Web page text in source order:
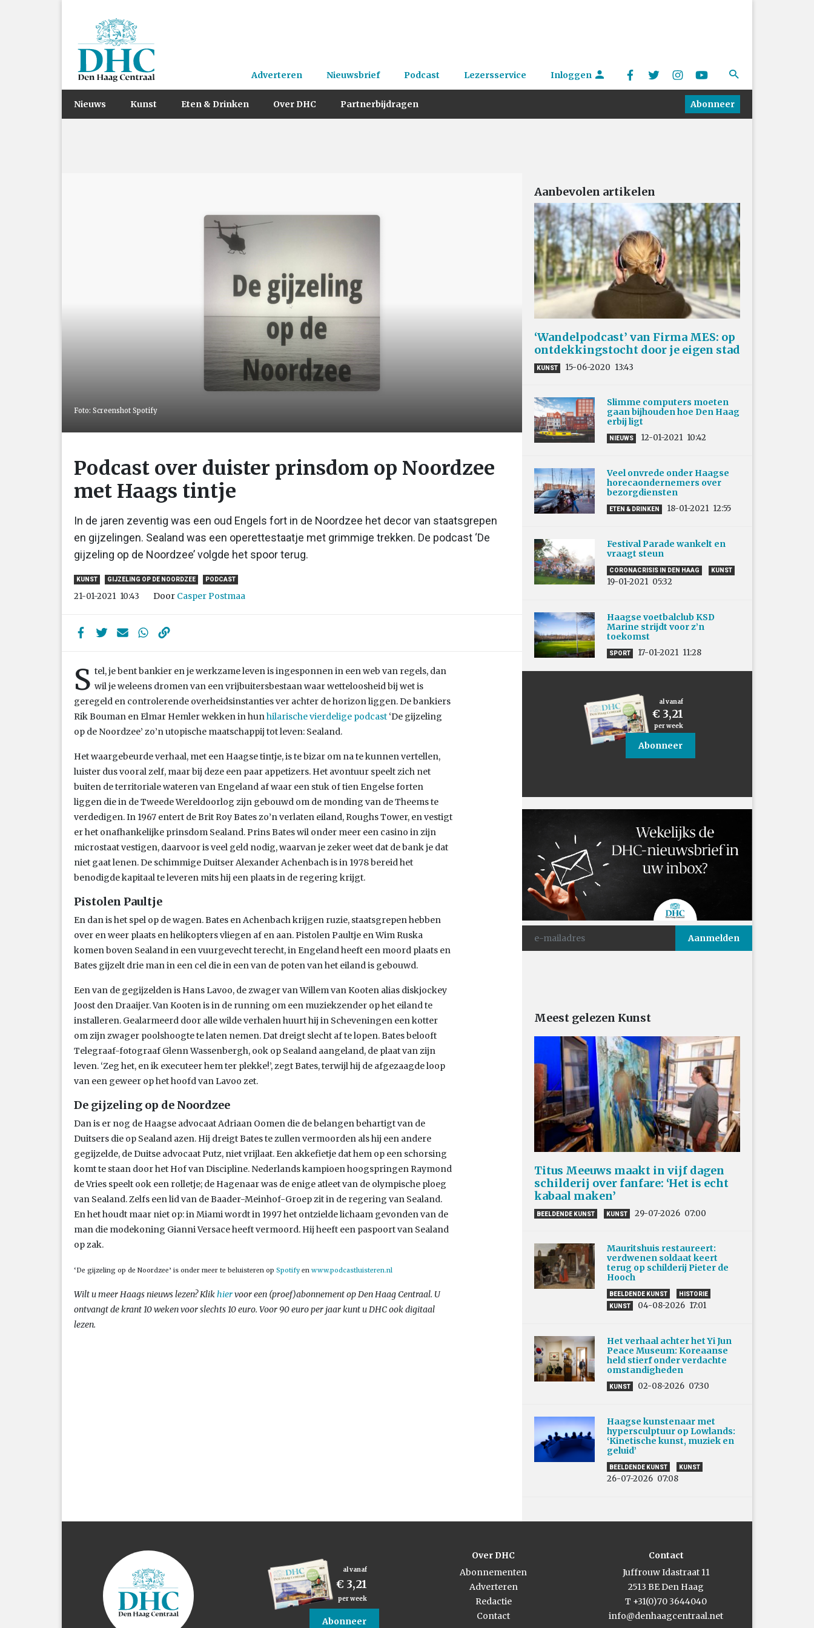
Adverteren Nieuwsbrief Podcast Lezersservice Inloggen
Nieuws Kunst Eten & Drinken Over DHC Partnerbijdragen Abonneer
Foto: Screenshot Spotify
Podcast over duister prinsdom op Noordzee
met Haags tintje
In de jaren zeventig was een oud Engels fort in de Noordzee het decor van staatsgrepen
en gijzelingen. Sealand was een operettestaatje met grimmige trekken. De podcast ‘De
gijzeling op de Noordzee’ volgde het spoor terug.
KUNST GIJZELING OP DE NOORDZEE PODCAST
21-01-2021 10:43 Door Casper Postmaa
S tel, je bent bankier en je werkzame leven is ingesponnen in een web van regels, dan
wil je weleens dromen van een vrijbuitersbestaan waar wetteloosheid bij wet is
geregeld en controlerende overheidsinstanties ver achter de horizon liggen. De bankiers
Rik Bouman en Elmar Hemler wekken in hun hilarische vierdelige podcast ‘De gijzeling
op de Noordzee’ zo’n utopische maatschappij tot leven: Sealand.
Het waargebeurde verhaal, met een Haagse tintje, is te bizar om na te kunnen vertellen,
luister dus vooral zelf, maar bij deze een paar appetizers. Het avontuur speelt zich net
buiten de territoriale wateren van Engeland af waar een stuk of tien Engelse forten
liggen die in de Tweede Wereldoorlog zijn gebouwd om de monding van de Theems te
verdedigen. In 1967 entert de Brit Roy Bates zo’n verlaten eiland, Roughs Tower, en vestigt
er het onafhankelijke prinsdom Sealand. Prins Bates wil onder meer een casino in zijn
microstaat vestigen, daarvoor is veel geld nodig, waarvan je zeker weet dat de bank je dat
niet gaat lenen. De schimmige Duitser Alexander Achenbach is in 1978 bereid het
benodigde kapitaal te leveren mits hij een plaats in de regering krijgt.
Pistolen Paultje
En dan is het spel op de wagen. Bates en Achenbach krijgen ruzie, staatsgrepen hebben
over en weer plaats en helikopters vliegen af en aan. Pistolen Paultje en Wim Ruska
komen boven Sealand in een vuurgevecht terecht, in Engeland heeft een moord plaats en
Bates gijzelt drie man in een cel die in een van de poten van het eiland is gebouwd.
Een van de gegijzelden is Hans Lavoo, de zwager van Willem van Kooten alias diskjockey
Joost den Draaijer. Van Kooten is in de running om een muziekzender op het eiland te
installeren. Gealarmeerd door alle wilde verhalen huurt hij in Scheveningen een kotter
om zijn zwager poolshoogte te laten nemen. Dat dreigt slecht af te lopen. Bates belooft
Telegraaf-fotograaf Glenn Wassenbergh, ook op Sealand aangeland, de plaat van zijn
leven. ‘Zeg het, en ik executeer hem ter plekke!’, zegt Bates, terwijl hij de afgezaagde loop
van een geweer op het hoofd van Lavoo zet.
De gijzeling op de Noordzee
Dan is er nog de Haagse advocaat Adriaan Oomen die de belangen behartigt van de
Duitsers die op Sealand azen. Hij dreigt Bates te zullen vermoorden als hij een andere
gegijzelde, de Duitse advocaat Putz, niet vrijlaat. Een akkefietje dat hem op een schorsing
komt te staan door het Hof van Discipline. Nederlands kampioen hoogspringen Raymond
de Vries speelt ook een rolletje; de Hagenaar was de enige atleet van de olympische ploeg
van Sealand. Zelfs een lid van de Baader-Meinhof-Groep zit in de regering van Sealand.
En het houdt maar niet op: in Miami wordt in 1997 het ontzielde lichaam gevonden van de
man die modekoning Gianni Versace heeft vermoord. Hij heeft een paspoort van Sealand
op zak.
‘De gijzeling op de Noordzee’ is onder meer te beluisteren op Spotify en www.podcastluisteren.nl
Wilt u meer Haags nieuws lezen? Klik hiervoor een (proef)abonnement op Den Haag Centraal. U
ontvangt de krant 10 weken voor slechts 10 euro. Voor 90 euro per jaar kunt u DHC ook digitaal
lezen.
Aanbevolen artikelen
‘Wandelpodcast’ van Firma MES: op
ontdekkingstocht door je eigen stad
KUNST 15-06-2020 13:43
Slimme computers moeten
gaan bijhouden hoe Den Haag
erbij ligt
NIEUWS 12-01-2021 10:42
Veel onvrede onder Haagse
horecaondernemers over
bezorgdiensten
ETEN & DRINKEN 18-01-2021 12:55
Festival Parade wankelt en
vraagt steun
CORONACRISIS IN DEN HAAG KUNST
19-01-2021 05:32
Haagse voetbalclub KSD
Marine strijdt voor z’n
toekomst
SPORT 17-01-2021 11:28
al vanaf
€ 3,21
per week
Abonneer
Meest gelezen Kunst
Titus Meeuws maakt in vijf dagen
schilderij over fanfare: ‘Het is echt
kabaal maken’
BEELDENDE KUNST KUNST 29-07-2026 07:00
Mauritshuis restaureert:
verdwenen soldaat keert
terug op schilderij Pieter de
Hooch
BEELDENDE KUNST
HISTORIE
KUNST
04-08-2026 17:01
Het verhaal achter het Yi Jun
Peace Museum: Koreaanse
held stierf onder verdachte
omstandigheden
KUNST 02-08-2026 07:30
Haagse kunstenaar met
hypersculptuur op Lowlands:
‘Kinetische kunst, muziek en
geluid’
BEELDENDE KUNST KUNST
26-07-2026 07:08
al vanaf
€ 3,21
per week
Abonneer
Over DHC
Abonnementen
Adverteren
Redactie
Contact
Contact
Juffrouw Idastraat 11
2513 BE Den Haag
T +31(0)70 3644040
info@denhaagcentraal.net